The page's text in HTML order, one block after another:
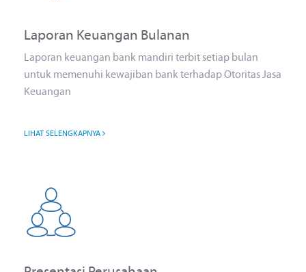
Laporan Keuangan Bulanan
Laporan keuangan bank mandiri terbit setiap bulan
untuk memenuhi kewajiban bank terhadap Otoritas Jasa
Keuangan
LIHAT SELENGKAPNYA